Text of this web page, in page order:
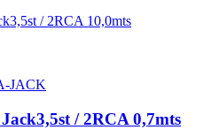
JACK
/ 2RCA 0,7mts